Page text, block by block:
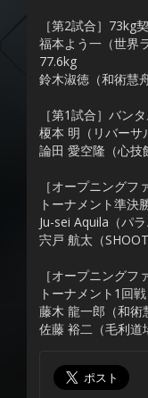
［第2試合］73kg
福本よう一（世界
77.6kg
鈴木淑徳（和術慧
［第1試合］バン
榎本 明（リバーサ
論田 愛空隆（心技
［オープニング
トーナメント準決
Ju-sei Aquila（パ
宍戸 航太（
［オープニング
トーナメント1回
藤木 龍一郎（和術
佐藤 裕二（毛利道